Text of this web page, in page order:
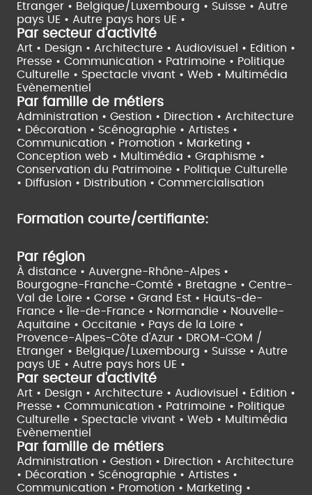
Etranger • Belgique/Luxembourg • Suisse • Autre
pays UE • Autre pays hors UE •
Par secteur d'activité
Art • Design • Architecture • Audiovisuel • Edition •
Presse • Communication • Patrimoine • Politique
Culturelle • Spectacle vivant • Web • Multimédia
Evènementiel
Par famille de métiers
Administration • Gestion • Direction • Architecture
• Décoration • Scénographie • Artistes •
Communication • Promotion • Marketing •
Conception web • Multimédia • Graphisme •
Conservation du Patrimoine • Politique Culturelle
• Diffusion • Distribution • Commercialisation
Formation courte/certifiante:
Par région
À distance • Auvergne-Rhône-Alpes •
Bourgogne-Franche-Comté • Bretagne • Centre-
Val de Loire • Corse • Grand Est • Hauts-de-
France •
Île-de-France • Normandie • Nouvelle-
Aquitaine • Occitanie • Pays de la Loire •
Provence-Alpes-Côte d'Azur • DROM-COM /
Etranger • Belgique/Luxembourg • Suisse • Autre
pays UE • Autre pays hors UE •
Par secteur d'activité
Art • Design • Architecture • Audiovisuel • Edition •
Presse • Communication • Patrimoine • Politique
Culturelle • Spectacle vivant • Web • Multimédia
Evènementiel
Par famille de métiers
Administration • Gestion • Direction • Architecture
• Décoration • Scénographie • Artistes •
Communication • Promotion • Marketing •